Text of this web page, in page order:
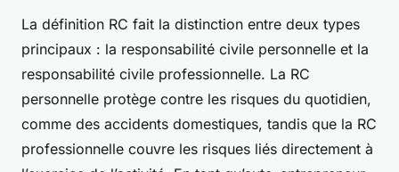
La définition RC fait la distinction entre deux types
principaux : la responsabilité civile personnelle et la
responsabilité civile professionnelle. La RC
personnelle protège contre les risques du quotidien,
comme des accidents domestiques, tandis que la RC
professionnelle couvre les risques liés directement à